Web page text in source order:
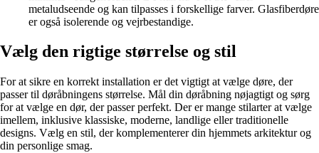
metaludseende og kan tilpasses i forskellige farver. Glasfiberdøre
er også isolerende og vejrbestandige.
Vælg den rigtige størrelse og stil
For at sikre en korrekt installation er det vigtigt at vælge døre, der
passer til døråbningens størrelse. Mål din døråbning nøjagtigt og sørg
for at vælge en dør, der passer perfekt. Der er mange stilarter at vælge
imellem, inklusive klassiske, moderne, landlige eller traditionelle
designs. Vælg en stil, der komplementerer din hjemmets arkitektur og
din personlige smag.